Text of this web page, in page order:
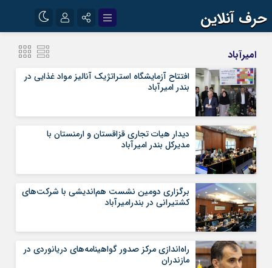
حرف آنلاین
آپارات
رمز عبور
مرا به خاطر بسپار
امیرآباد
افتتاح آزمایشگاه استراتژیک آنالیز مواد غذایی در
بندر امیرآباد
دیدار هیات تجاری قزاقستان و ارمنستان با
مدیرکل بندر امیرآباد
برگزاری دومین نشست هم‌اندیشی با شرکت‌های
کشتیرانی در بندرامیرآباد
راه‌اندازی مرکز صدور گواهینامه‌های دریانوردی در
مازندران